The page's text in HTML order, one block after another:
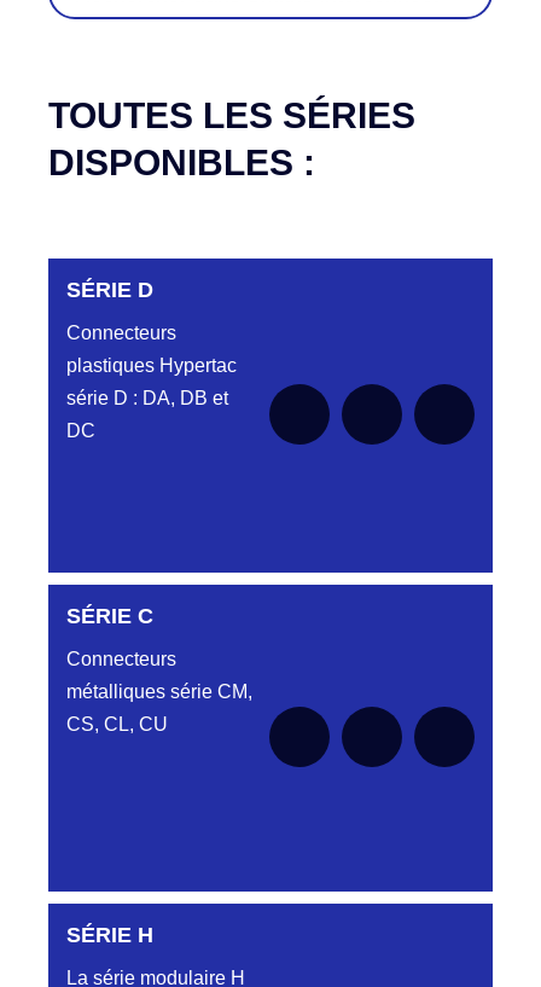
TOUTES LES SÉRIES
DISPONIBLES :
SÉRIE D
Connecteurs
plastiques Hypertac
série D : DA, DB et
DC
DC6122340N
D03EC612MT CONNECTEUR NOIR
DC6122340O
CONNECTEUR ORANGE DC612 23 40O
D03EP612FT NOIR CONNECTEUR
DC6123340B
SÉRIE C
Connecteurs
métalliques série CM,
CS, CL, CU
SÉRIE CL
SÉRIE H
La série modulaire H